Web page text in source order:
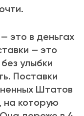
это в деньгах
— это
улыбки
Поставки
Штатов
на которую